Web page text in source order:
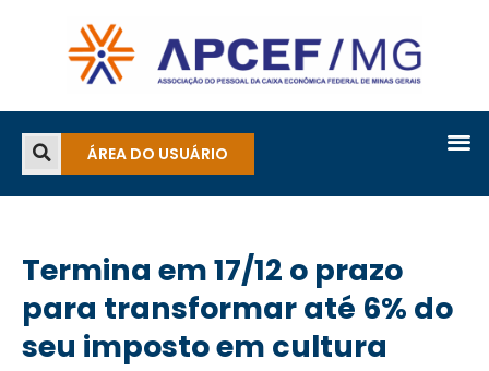
ÁREA DO USUÁRIO
Termina em 17/12 o prazo
para transformar até 6% do
seu imposto em cultura